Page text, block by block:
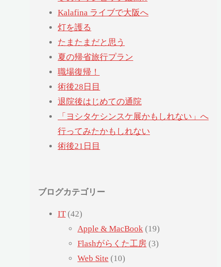
Kalafina ライブで大阪へ
灯を護る
たまたまだと思う
夏の帰省旅行プラン
職場復帰！
術後28日目
退院後はじめての通院
「ヨシタケシンスケ展かもしれない」へ
行ってみたかもしれない
術後21日目
ブログカテゴリー
IT (42)
Apple & MacBook (19)
Flashがらくた工房 (3)
Web Site (10)